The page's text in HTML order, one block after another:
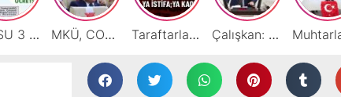
HATSU 3 İlçede Ağustos Ayı Faturalarında Bir Ton Suyu Ücretsiz Tanımladı MKÜ, COP31 Hazırlık Sürecinde Bilim Diplomasisine Katkı Sunacak Taraftarlar Sessizlik değil ÇÖZÜM istiyor Çalışkan: “Gazze Elden Gidiyor, Garantörler Daha Ne Bekliyor?”